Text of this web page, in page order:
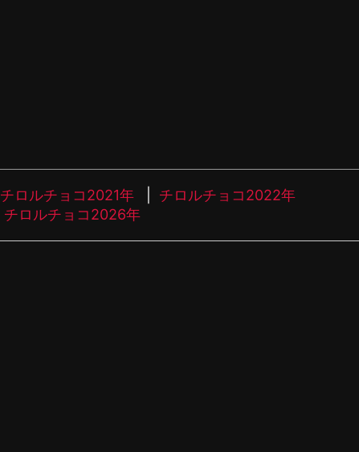
チロルチョコ2021年
チロルチョコ2022年
チロルチョコ2026年